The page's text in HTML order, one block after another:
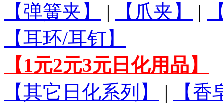
【弹簧夹】
| 【爪夹】 |
【耳环/耳钉】
【1元2元3元日化用品】
【其它日化系列】
|
【